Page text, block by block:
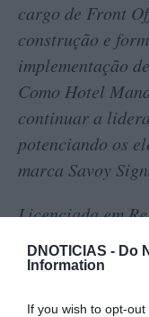
DNOTICIAS - Do
Information
If you wish to opt-
cargo de Front
construção e
implementação
Como Hotel
continuar a
potenciando os
marca Savoy
Licenciada em
pelo Instituto de
passou ainda